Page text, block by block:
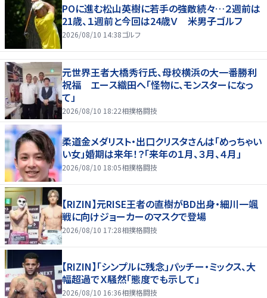
POに進む松山英樹に若手の強敵続々…２週前は
21歳、１週前と今回は24歳Ｖ 米男子ゴルフ
2026/08/10 14:38ゴルフ
元世界王者大橋秀行氏、母校横浜の大一番勝利
祝福 エース織田へ「怪物に、モンスターになっ
て」
2026/08/10 18:22相撲格闘技
柔道金メダリスト・出口クリスタさんは「めっちゃい
い女」婚期は来年！？「来年の１月、３月、４月」
2026/08/10 18:05相撲格闘技
【RIZIN】元RISE王者の直樹がBD出身・細川一颯
戦に向けジョーカーのマスクで登場
2026/08/10 17:28相撲格闘技
【RIZIN】「シンプルに残念」パッチー・ミックス、大
幅超過でＸ騒然「態度でも示して」
2026/08/10 16:36相撲格闘技